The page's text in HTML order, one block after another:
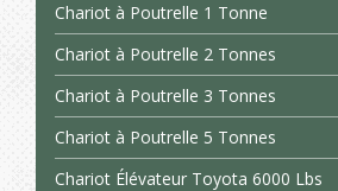
Chariot à Poutrelle 1 Tonne
Chariot à Poutrelle 2 Tonnes
Chariot à Poutrelle 3 Tonnes
Chariot à Poutrelle 5 Tonnes
Chariot Élévateur Toyota 6000 Lbs